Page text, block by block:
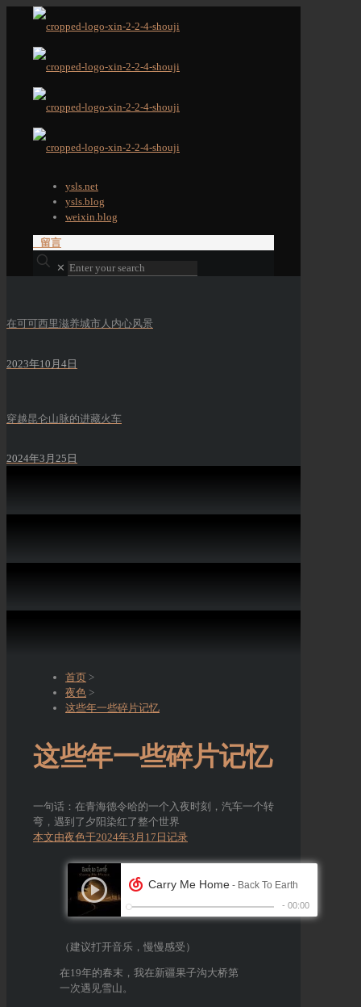
ysls.net
ysls.blog
weixin.blog
留言
✕
在可可西里滋养城市人内心风景
2023年10月4日
穿越昆仑山脉的进藏火车
2024年3月25日
首页 >
夜色 >
这些年一些碎片记忆
这些年一些碎片记忆
一句话：在青海德令哈的一个入夜时刻，汽车一个转
弯，遇到了夕阳染红了整个世界
本文由夜色于2024年3月17日记录
（建议打开音乐，慢慢感受）
在19年的春末，我在新疆果子沟大桥第
一次遇见雪山。